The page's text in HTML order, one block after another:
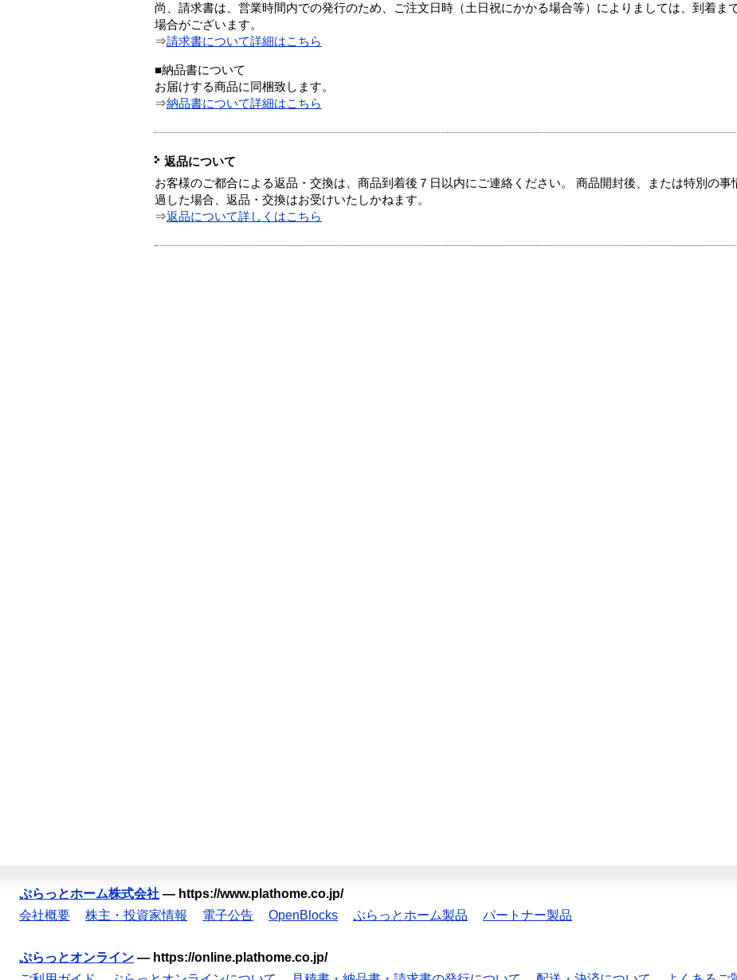
尚、請求書は、営業時間内での発行のため、ご注文日時（土日祝にかかる場合等）によりましては、到着ま
場合がございます。
⇒請求書について詳細はこちら
■納品書について
お届けする商品に同梱致します。
⇒納品書について詳細はこちら
返品について
お客様のご都合による返品・交換は、商品到着後７日以内にご連絡ください。 商品開封後、または特別の事
過した場合、返品・交換はお受けいたしかねます。
⇒返品について詳しくはこちら
ぷらっとホーム株式会社 — https://www.plathome.co.jp/
会社概要
株主・投資家情報 電子公告 OpenBlocks ぷらっとホーム製品 パートナー製品
ぷらっとオンライン — https://online.plathome.co.jp/